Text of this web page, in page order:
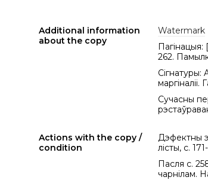
Additional information
about the copy
Watermark
Пагінацыя:
262.
Сігнатуры:
Сучасны
Actions with the copy /
condition
Дэфектны
лісты, с.
Пасля с.
чарнілам.